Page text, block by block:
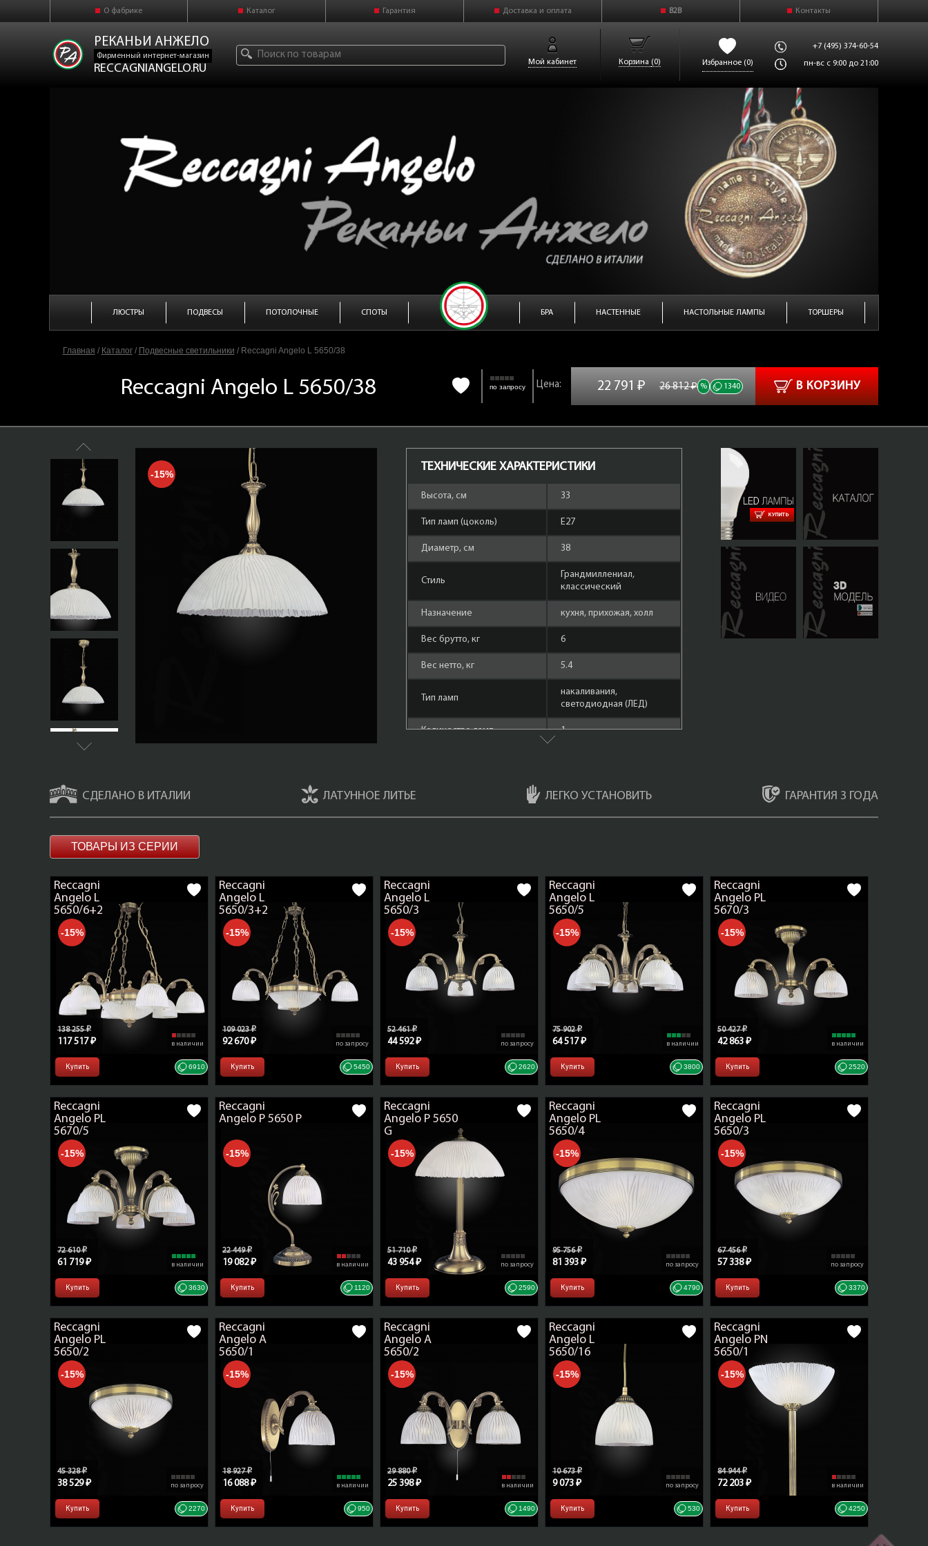
О фабрике Каталог Гарантия Доставка и оплата B2B Контакты
РЕКАНЬИ АНЖЕЛО
Фирменный интернет-магазин
RECCAGNIANGELO.RU Мой кабинет Корзина (0) Избранное (0)
+7 (495) 374-60-54
пн-вс с 9:00 до 21:00
ЛЮСТРЫ ПОДВЕСЫ ПОТОЛОЧНЫЕ СПОТЫ БРА НАСТЕННЫЕ НАСТОЛЬНЫЕ ЛАМПЫ ТОРШЕРЫ
Главная / Каталог/ Подвесные светильники / Reccagni Angelo L 5650/38
Reccagni Angelo L 5650/38 по запросу 22 791 ₽ 26 812 ₽ % 1340 В КОРЗИНУ
-15%
ТЕХНИЧЕСКИЕ ХАРАКТЕРИСТИКИ
Высота, см 33
Тип ламп (цоколь) Е27
Диаметр, см 38
Стиль
Грандмиллениал,
классический
Назначение кухня, прихожая, холл
Вес брутто, кг 6
Вес нетто, кг 5.4
Тип ламп
накаливания,
cветодиодная (ЛЕД)
Количество ламп 1
маленький шар
Цвет арматуры
Состаренная Бронза
(Bronzo Arte)
Плафоны Ветро Бьянко
Материал плафонов стекло
Производитель, фабрика Reccagni Angelo
Страна производства Италия
КУПИТЬ
L 5650-38.zip
СДЕЛАНО В ИТАЛИИ ЛАТУННОЕ ЛИТЬЕ ЛЕГКО УСТАНОВИТЬ ГАРАНТИЯ 3 ГОДА
ТОВАРЫ ИЗ СЕРИИ
-15%
Reccagni
Angelo L
5650/6+2
138 255 ₽
117 517 ₽ в наличии
Купить 6910
-15%
Reccagni
Angelo L
5650/3+2
109 023 ₽
92 670 ₽ по запросу
Купить 5450
-15%
Reccagni
Angelo L
5650/3
52 461 ₽
44 592 ₽ по запросу
Купить 2620
-15%
Reccagni
Angelo L
5650/5
75 902 ₽
64 517 ₽ в наличии
Купить 3800
-15%
Reccagni
Angelo PL
5670/3
50 427 ₽
42 863 ₽ в наличии
Купить 2520
-15%
Reccagni
Angelo PL
5670/5
72 610 ₽
61 719 ₽ в наличии
Купить 3630
-15%
Reccagni
Angelo P 5650 P
22 449 ₽
19 082 ₽ в наличии
Купить 1120
-15%
Reccagni
Angelo P 5650
G
51 710 ₽
43 954 ₽ по запросу
Купить 2590
-15%
Reccagni
Angelo PL
5650/4
95 756 ₽
81 393 ₽ по запросу
Купить 4790
-15%
Reccagni
Angelo PL
5650/3
67 456 ₽
57 338 ₽ по запросу
Купить 3370
-15%
Reccagni
Angelo PL
5650/2
45 328 ₽
38 529 ₽ по запросу
Купить 2270
-15%
Reccagni
Angelo A
5650/1
18 927 ₽
16 088 ₽ в наличии
Купить 950
-15%
Reccagni
Angelo A
5650/2
29 880 ₽
25 398 ₽ в наличии
Купить 1490
-15%
Reccagni
Angelo L
5650/16
10 673 ₽
9 073 ₽ по запросу
Купить 530
-15%
Reccagni
Angelo PN
5650/1
84 944 ₽
72 203 ₽ в наличии
Купить 4250